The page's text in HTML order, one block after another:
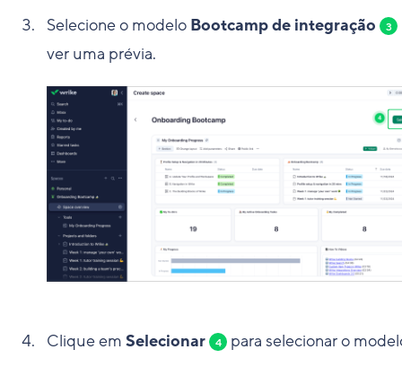
Selecione o modelo Bootcamp de integração 3
ver uma prévia.
Clique em Selecionar 4
para selecionar o